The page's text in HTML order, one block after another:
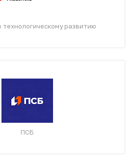
технологическому развитию
ПСБ